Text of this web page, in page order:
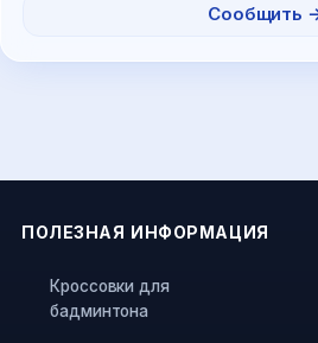
Сообщить
ПОЛЕЗНАЯ ИНФОРМАЦИЯ
Кроссовки для
бадминтона